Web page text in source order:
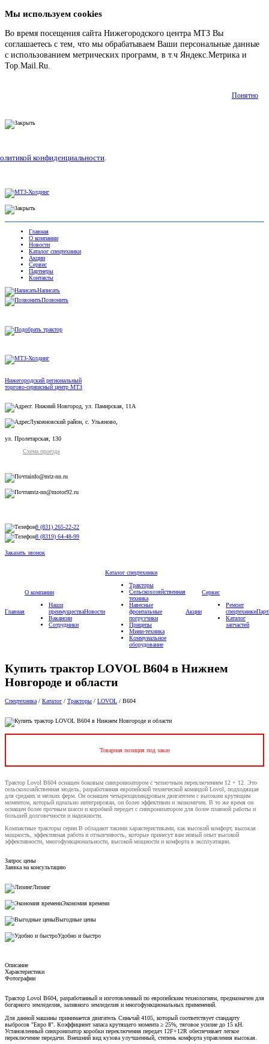
Мы используем cookies
Во время посещения сайта Нижегородского центра МТЗ Вы
соглашаетесь с тем, что мы обрабатываем Ваши персональные данные
с использованием метрических программ, в т.ч Яндекс.Метрика и
Top.Mail.Ru.
Понятно
конфиденциальности.
Главная
О компании
Новости
Каталог спецтехники
Акции
Сервис
Партнеры
Контакты
Написать
Позвонить
Нижегородский региональный
торгово-сервисный центр МТЗ
г. Нижний Новгород, ул. Памирская, 11А
Лукояновский район, с. Ульяново,
ул. Пролетарская, 130
Схема проезда
info@mtz-nn.ru
mtz-nn@motor92.ru
8 (831) 265-22-22
8 (8319) 64-48-99
Заказать звонок
Главная
О компании
Наши
преимущества
Вакансии
Сотрудники
Новости
Каталог спецтехники
Тракторы
Сельскохозяйственная
техника
Навесные
фронтальные
погрузчики
Прицепы
Мини-техника
Коммунальное
оборудование
Акции
Сервис
Ремонт
спецтехники
Каталог
запчастей
Купить трактор LOVOL B604 в Нижнем
Новгороде и области
Спецтехника / Каталог / Тракторы / LOVOL / B604
Товарная позиция под заказ
Трактор Lovol B604 оснащен боковым синхронизатором с челночным переключением 12 + 12. Это
сельскохозяйственная модель, разработанная европейской технической командой Lovol, подходящая
для средних и мелких ферм. Он оснащен четырехцилиндровым двигателем с высоким крутящим
моментом, который идеально интегрирован, он более эффективен и экономичен. В то же время он
оснащен более прочным шасси и коробкой передач с синхронизатором для более плавной работы и
большей долговечности и надежности.
Компактные тракторы серии B обладают такими характеристиками, как высокий комфорт, высокая
мощность, эффективная работа и отзывчивость, которые принесут вам новый опыт высокой
эффективности, многофункциональности, высокой мощности и комфорта в эксплуатации.
Запрос цены
Заявка на консультацию
Лизинг
Экономия времени
Выгодные цены
Удобно и быстро
Описание
Характеристики
Фотографии
Трактор Lovol B604, разработанный и изготовленный по европейским технологиям, предназначен для
богарного земледелия, заливного земледелия и многофункциональных применений.
Для данной машины принимается двигатель Синьчай 4105, который соответствует стандарту
выбросов "Евро Ⅱ". Коэффициент запаса крутящего момента ≥ 25%, тяговое усилие до 15 кН.
Установленный синхронизатор коробки переключения передач 12F+12R обеспечивает легкое
переключение передачи. Внешний вид кузова улучшенный, степень комфорта управления высокая.